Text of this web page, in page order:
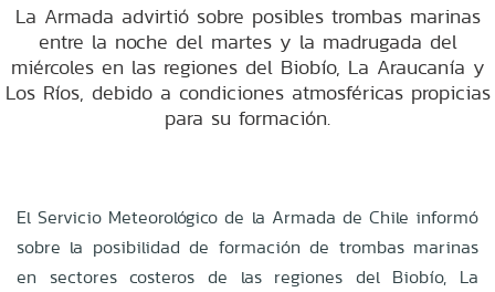
La Armada advirtió sobre posibles trombas marinas
entre la noche del martes y la madrugada del
miércoles en las regiones del Biobío, La Araucanía y
Los Ríos, debido a condiciones atmosféricas propicias
para su formación.
El Servicio Meteorológico de la Armada de Chile informó
sobre la posibilidad de formación de trombas marinas
en sectores costeros de las regiones del Biobío, La